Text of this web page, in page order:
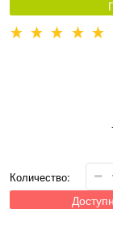
Количество: